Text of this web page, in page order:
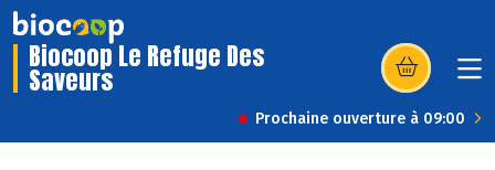
Biocoop Le Refuge Des
Saveurs (s’ouvre dans
Prochaine ouverture à 09:00